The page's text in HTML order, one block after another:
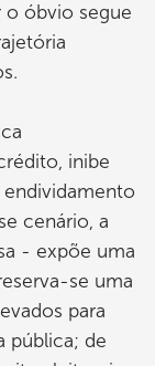
o óbvio segue
inibe
cenário, a
- expõe uma
se uma
para
pública; de